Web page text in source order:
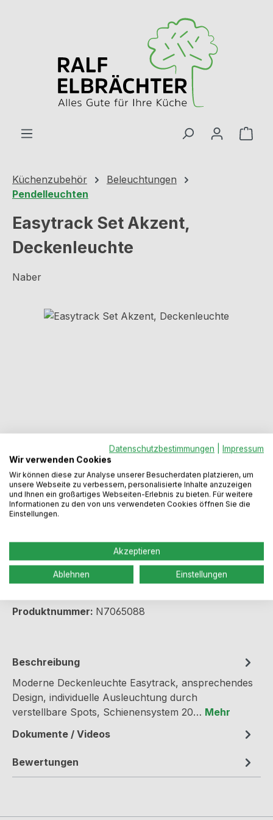
Küchenzubehör
Beleuchtungen
Pendelleuchten
Easytrack Set Akzent,
Deckenleuchte
Naber
Bildergalerie überspringen
Regulärer Preis:
647,49 €
Preise inkl. MwSt. zzgl. Versandkosten
Produkt Anzahl: Gib denIn den Warenkorb
Produktnummer: N7065088
Beschreibung
Moderne Deckenleuchte Easytrack, ansprechendes
Design, individuelle Ausleuchtung durch
verstellbare Spots, Schienensystem 20… Mehr
Dokumente / Videos
Bewertungen
Datenschutzbestimmungen
Impressum
Wir verwenden Cookies
Wir können diese zur Analyse unserer Besucherdaten platzieren, um
unsere Webseite zu verbessern, personalisierte Inhalte anzuzeigen
und Ihnen ein großartiges Webseiten-Erlebnis zu bieten. Für weitere
Informationen zu den von uns verwendeten Cookies öffnen Sie die
Einstellungen.
Akzeptieren
Ablehnen Einstellungen